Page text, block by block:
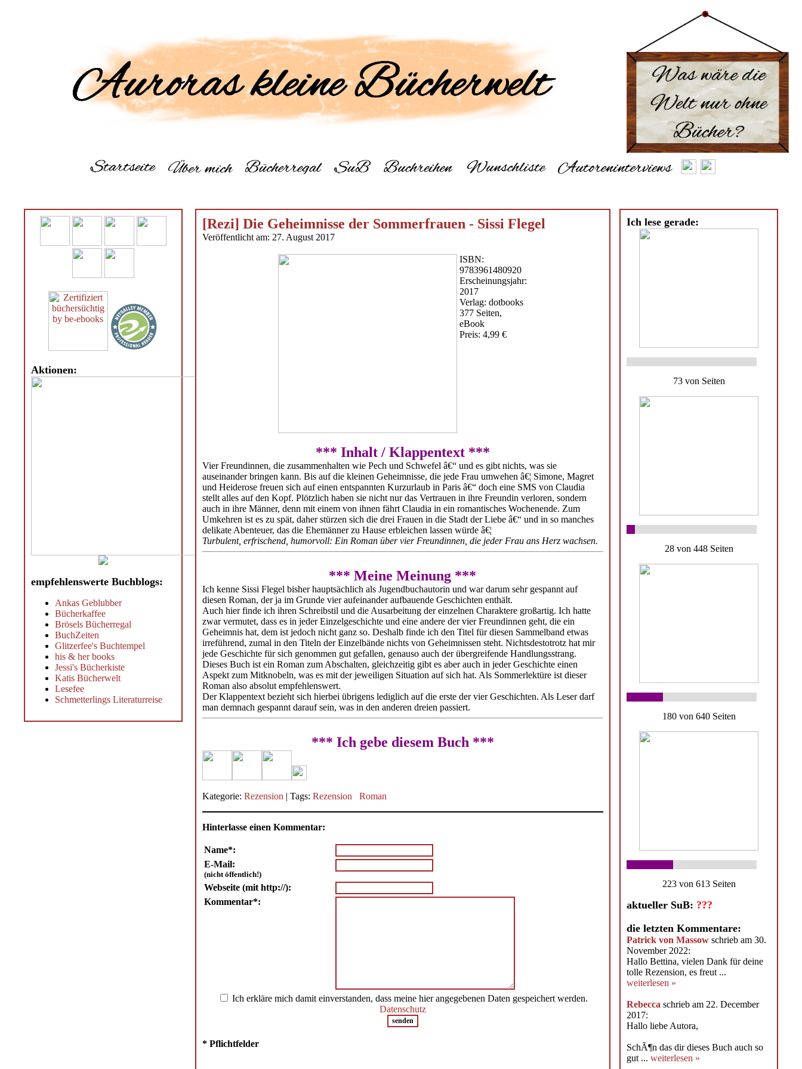
Aktionen:
empfehlenswerte Buchblogs:
Ankas Geblubber
Bücherkaffee
Brösels Bücherregal
BuchZeiten
Glitzerfee's Buchtempel
his & her books
Jessi's Bücherkiste
Katis Bücherwelt
Lesefee
Schmetterlings Literaturreise
[Rezi] Die Geheimnisse der Sommerfrauen - Sissi Flegel
Veröffentlicht am: 27. August 2017
ISBN:
9783961480920
Erscheinungsjahr:
2017
Verlag: dotbooks
377 Seiten,
eBook
Preis: 4,99 €
*** Inhalt / Klappentext ***
Vier Freundinnen, die zusammenhalten wie Pech und Schwefel â€“ und es gibt nichts, was sie
auseinander bringen kann. Bis auf die kleinen Geheimnisse, die jede Frau umwehen â€¦ Simone, Magret
und Heiderose freuen sich auf einen entspannten Kurzurlaub in Paris â€“ doch eine SMS von Claudia
stellt alles auf den Kopf. Plötzlich haben sie nicht nur das Vertrauen in ihre Freundin verloren, sondern
auch in ihre Männer, denn mit einem von ihnen fährt Claudia in ein romantisches Wochenende. Zum
Umkehren ist es zu spät, daher stürzen sich die drei Frauen in die Stadt der Liebe â€“ und in so manches
delikate Abenteuer, das die Ehemänner zu Hause erbleichen lassen würde â€¦
Turbulent, erfrischend, humorvoll: Ein Roman über vier Freundinnen, die jeder Frau ans Herz wachsen.
*** Meine Meinung ***
Ich kenne Sissi Flegel bisher hauptsächlich als Jugendbuchautorin und war darum sehr gespannt auf
diesen Roman, der ja im Grunde vier aufeinander aufbauende Geschichten enthält.
Auch hier finde ich ihren Schreibstil und die Ausarbeitung der einzelnen Charaktere großartig. Ich hatte
zwar vermutet, dass es in jeder Einzelgeschichte und eine andere der vier Freundinnen geht, die ein
Geheimnis hat, dem ist jedoch nicht ganz so. Deshalb finde ich den Titel für diesen Sammelband etwas
irreführend, zumal in den Titeln der Einzelbände nichts von Geheimnissen steht. Nichtsdestotrotz hat mir
jede Geschichte für sich genommen gut gefallen, genauso auch der übergreifende Handlungsstrang.
Dieses Buch ist ein Roman zum Abschalten, gleichzeitig gibt es aber auch in jeder Geschichte einen
Aspekt zum Mitknobeln, was es mit der jeweiligen Situation auf sich hat. Als Sommerlektüre ist dieser
Roman also absolut empfehlenswert.
Der Klappentext bezieht sich hierbei übrigens lediglich auf die erste der vier Geschichten. Als Leser darf
man demnach gespannt darauf sein, was in den anderen dreien passiert.
*** Ich gebe diesem Buch ***
Kategorie: Rezension | Tags: Rezension Roman
Hinterlasse einen Kommentar:
Name*:
E-Mail:
(nicht öffentlich!)
Webseite (mit http://):
Kommentar*:
Ich erkläre mich damit einverstanden, dass meine hier angegebenen Daten gespeichert werden.
Datenschutz
* Pflichtfelder
Ich lese gerade:
73 von Seiten
28 von 448 Seiten
180 von 640 Seiten
223 von 613 Seiten
aktueller SuB: ???
die letzten Kommentare:
Patrick von Massow schrieb am 30.
November 2022:
Hallo Bettina, vielen Dank für deine
tolle Rezension, es freut ...
weiterlesen »
Rebeccaschrieb am 22. December
2017:
Hallo liebe Autora,
SchÃ¶n das dir dieses Buch auch so
gut ...weiterlesen »